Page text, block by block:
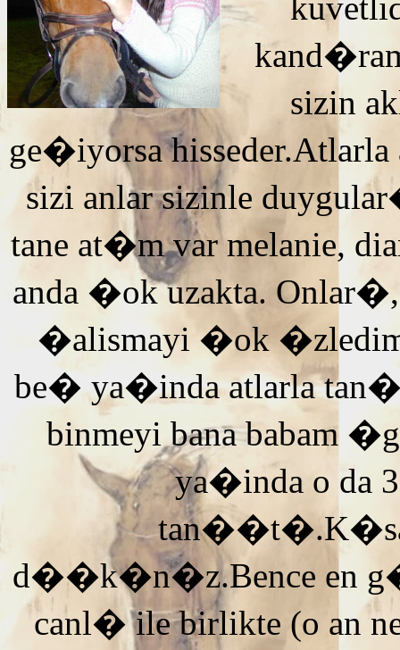
sizin
ge�iyorsa
sizi anlar sizinle
tane at�m var melanie,
anda �ok uzakta.
�alismayi �ok
be� ya�inda atlarla
binmeyi bana babam
ya�inda o da
d��k�n�z.Bence en
canl� ile birlikte (o an